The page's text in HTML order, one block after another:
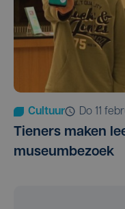
Cultuur do 11
Tieners maken
museumbezoek